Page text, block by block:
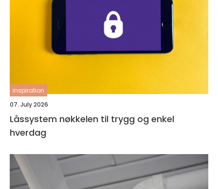
inspiration
07. July 2026
Låssystem nøkkelen til trygg og enkel
hverdag